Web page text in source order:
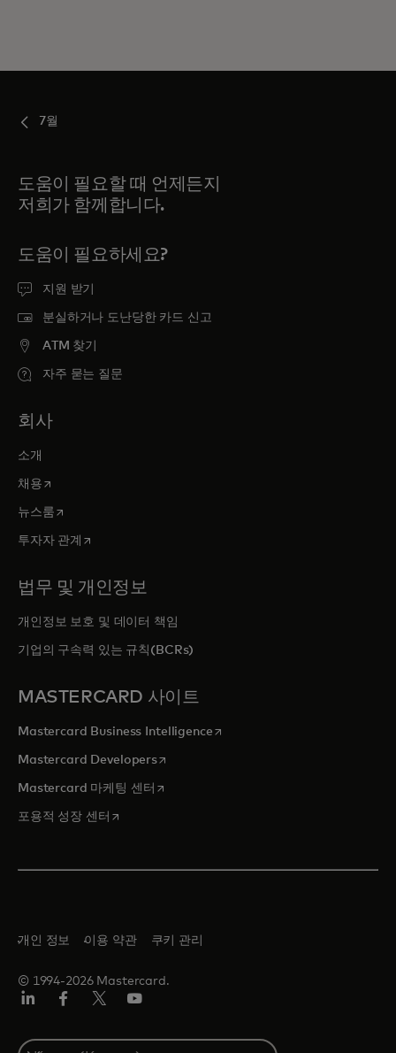
7월
도움이 필요할 때 언제든지
저희가 함께합니다.
도움이 필요하세요?
지원 받기
분실하거나 도난당한 카드 신고
ATM 찾기
자주 묻는 질문
회사
소개
채용새 탭에서 열림
뉴스룸새 탭에서 열림
투자자 관계 새 탭에서 열림
법무 및 개인정보
개인정보 보호 및 데이터 책임
기업의 구속력 있는 규칙(BCRs)
MASTERCARD 사이트
Mastercard Business Intelligence새 탭에서 열림
Mastercard Developers새 탭에서 열림
Mastercard 마케팅 센터 새 탭에서 열림
포용적 성장 센터 새 탭에서 열림
© 1994-2026 Mastercard.
개인 정보 이용 약관 쿠키 관리
SIn
ook
터/
브